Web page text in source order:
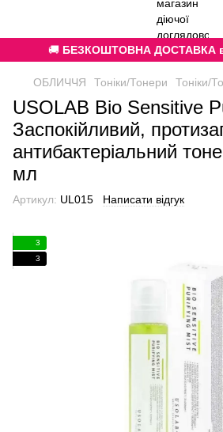
🚚 БЕЗКОШТОВНА ДОСТАВКА
ОБЛИЧЧЯ Тоніки/Тонери Тоніки/
USOLAB Bio Sensitive
Заспокійливий,
антибактеріальний
мл
Артикул: UL015 Написати відгук
3
3